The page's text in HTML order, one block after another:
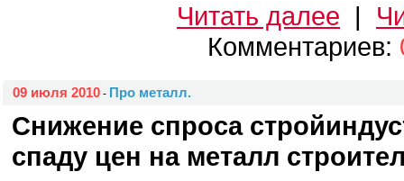
Читать далее |
Комментариев:
09 июля 2010 - Про металл.
Снижение спроса
спаду цен на металл